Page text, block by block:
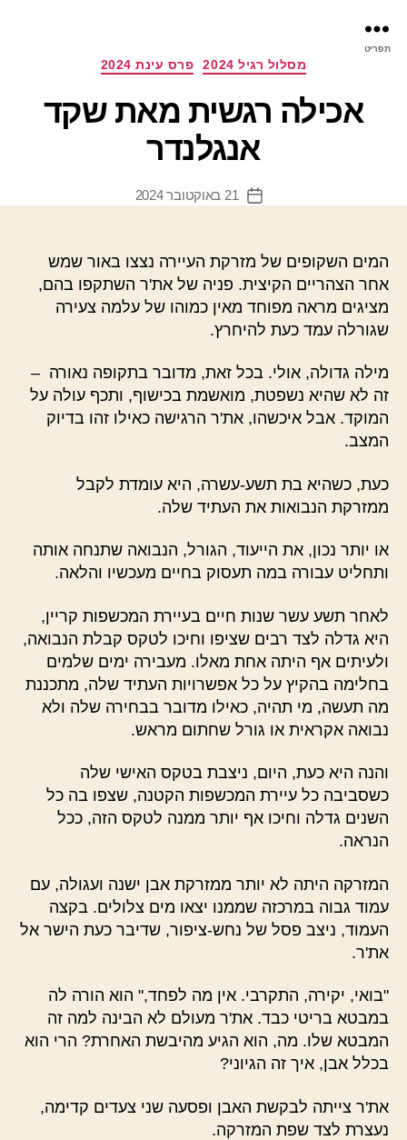
תפריט
קטגוריות מסלול רגיל 2024 פרס עינת 2024
אכילה רגשית מאת שקד
אנגלנדר
תאריך
21 באוקטובר 2024
המים השקופים של מזרקת העיירה נצצו באור שמש
אחר הצהריים הקיצית. פניה של את'ר השתקפו בהם,
מציגים מראה מפוחד מאין כמוהו של עלמה צעירה
שגורלה עמד כעת להיחרץ.
מילה גדולה, אולי. בכל זאת, מדובר בתקופה נאורה –
זה לא שהיא נשפטת, מואשמת בכישוף, ותכף עולה על
המוקד. אבל איכשהו, את'ר הרגישה כאילו זהו בדיוק
המצב.
כעת, כשהיא בת תשע-עשרה, היא עומדת לקבל
ממזרקת הנבואות את העתיד שלה.
או יותר נכון, את הייעוד, הגורל, הנבואה שתנחה אותה
ותחליט עבורה במה תעסוק בחיים מעכשיו והלאה.
לאחר תשע עשר שנות חיים בעיירת המכשפות קריין,
היא גדלה לצד רבים שציפו וחיכו לטקס קבלת הנבואה,
ולעיתים אף היתה אחת מאלו. מעבירה ימים שלמים
בחלימה בהקיץ על כל אפשרויות העתיד שלה, מתכננת
מה תעשה, מי תהיה, כאילו מדובר בבחירה שלה ולא
נבואה אקראית או גורל שחתום מראש.
והנה היא כעת, היום, ניצבת בטקס האישי שלה
כשסביבה כל עיירת המכשפות הקטנה, שצפו בה כל
השנים גדלה וחיכו אף יותר ממנה לטקס הזה, ככל
הנראה.
המזרקה היתה לא יותר ממזרקת אבן ישנה ועגולה, עם
עמוד גבוה במרכזה שממנו יצאו מים צלולים. בקצה
העמוד, ניצב פסל של נחש-ציפור, שדיבר כעת הישר אל
את'ר.
"בואי, יקירה, התקרבי. אין מה לפחד," הוא הורה לה
במבטא בריטי כבד. את'ר מעולם לא הבינה למה זה
המבטא שלו. מה, הוא הגיע מהיבשת האחרת? הרי הוא
בכלל אבן, איך זה הגיוני?
את'ר צייתה לבקשת האבן ופסעה שני צעדים קדימה,
נעצרת לצד שפת המזרקה.